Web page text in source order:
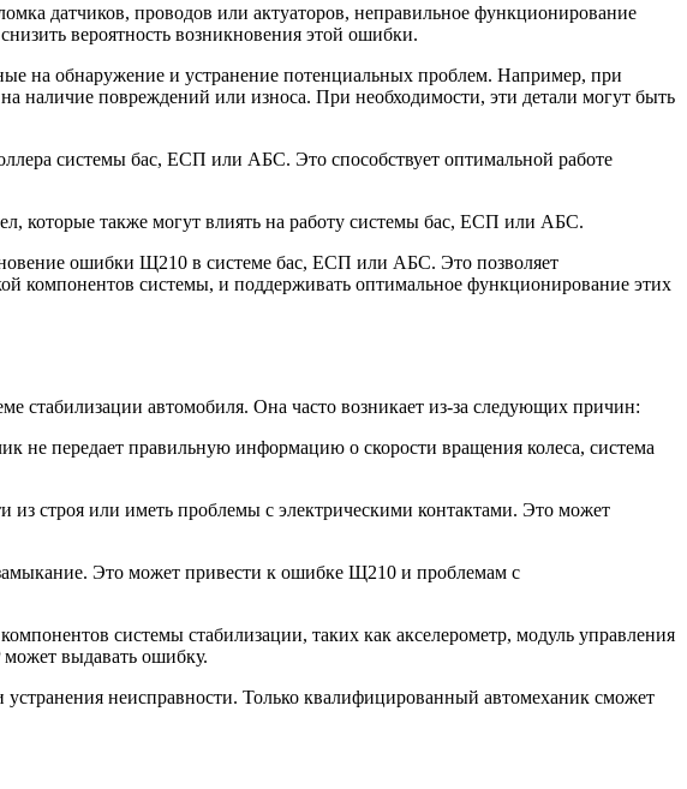
датчиков, проводов или актуаторов, неправильное функционирование
вероятность возникновения этой ошибки.
на обнаружение и устранение потенциальных проблем. Например, при
повреждений или износа. При необходимости, эти детали могут быть
системы бас, ЕСП или АБС. Это способствует оптимальной работе
которые также могут влиять на работу системы бас, ЕСП или АБС.
ошибки Щ210 в системе бас, ЕСП или АБС. Это позволяет
компонентов системы, и поддерживать оптимальное функционирование этих
автомобиля. Она часто возникает из-за следующих причин:
не передает правильную информацию о скорости вращения колеса, система
строя или иметь проблемы с электрическими контактами. Это может
Это может привести к ошибке Щ210 и проблемам с
системы стабилизации, таких как акселерометр, модуль управления
выдавать ошибку.
неисправности. Только квалифицированный автомеханик сможет